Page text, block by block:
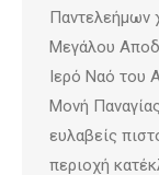
Παντελεήμων
Μεγάλου
Ιερό Ναό του
Μονή
ευλαβείς
περιοχή